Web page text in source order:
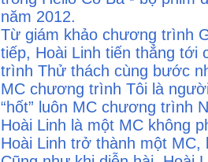
năm 2012.
Từ giám khảo chương trình
tiếp, Hoài Linh tiến thẳng tới
trình Thử thách cùng bước
MC chương trình Tôi là
“hốt” luôn MC chương trình
Hoài Linh là một MC không
Hoài Linh trở thành một MC,